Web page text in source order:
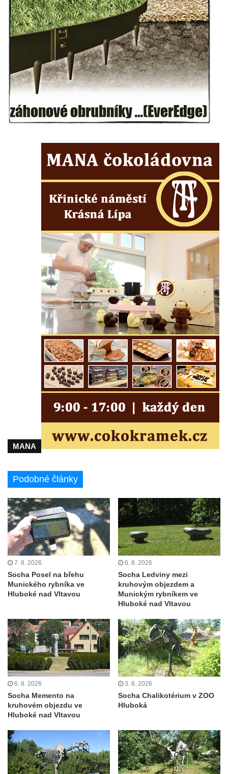
Budějovicích
Socha svatého Vincence Ferrerského na
nádvoří kláštera dominikánů v Českých
Budějovicích
Socha svatého Zachariáše na nádvoří
kláštera dominikánů v Českých
Socha svatého Josefa na nádvoří kláštera
Socha svaté Anny na nádvoří kláštera
dominikánů v Českých Budějovicích
Budějovicích
Sousoší Kalvárie před klášterem
Českých Budějovicích
Socha svatého Václava u pramene v
Semilech
Pamětní deska Tomáše Garrigue Masaryka
na radnici v Českých Budějovicích
Pamětní deska na biskupské rezidenci v
Českých Budějovicích
Pamětní deska Josefa Hloucha na
biskupské rezidenci v Českých
Budějovicích
Socha žáby u rybníčku na Náměstí v
Pamětní kámen družebních obcí Kamenný
Újezd a Krauchthal v parku na Náměstí v
Kamenném Újezdě
Velešíně
Pomník J. V. Kamarýta v Krumlovské ulici ve
Velešíně
Pamětní deska arcibiskupa Micara ve
vstupu do poutního místa Římov
Plastika Koule v Gutenbergově ulici v
Liberci
Pamětní deska Vojtěcha Kocmicha na
domě čp. 37 v ulici Betlém v Římově
Pomník na paměť zrušení roboty v Plavu
Socha vodníka v Plavu
Socha svatého Jana Nepomuckého v
Třebušíně
Pamětní deska Johanna Nepomuka
Fischera na domě čp. 5/16 na třídě 9.
Pamětní deska Johanna Neumanna
Obrázek svatého Huberta na buku svatého
Huberta
Obrázek svatého Jakuba na skále u cesty
MANA
Podobné články
7. 8. 2026
Socha Posel na břehu
Munického rybníka ve
Hluboké nad Vltavou
6. 8. 2026
Socha Ledviny mezi
kruhovým objezdem a
Munickým rybníkem ve
Hluboké nad Vltavou
6. 8. 2026
Socha Memento na
kruhovém objezdu ve
Hluboké nad Vltavou
3. 8. 2026
Socha Chalikotérium v ZOO
Hluboká